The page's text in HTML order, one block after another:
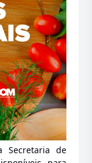
Secretaria de